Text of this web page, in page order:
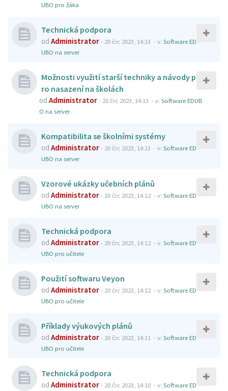
UBO pro žáka
Technická podpora
od Administrator- 20 črc 2023, 14:13 - v: Software ED
UBO na server
Možnosti využití starší techniky a návody p
ro nasazení na školách
od Administrator- 20 črc 2023, 14:13 - v: Software EDUB
O na server
Kompatibilita se školními systémy
od Administrator- 20 črc 2023, 14:13 - v: Software ED
UBO na server
Vzorové ukázky učebních plánů
od Administrator- 20 črc 2023, 14:12 - v: Software ED
UBO na server
Technická podpora
od Administrator- 20 črc 2023, 14:12 - v: Software ED
UBO pro učitele
Použití softwaru Veyon
od Administrator- 20 črc 2023, 14:12 - v: Software ED
UBO pro učitele
Příklady výukových plánů
od Administrator- 20 črc 2023, 14:11 - v: Software ED
UBO pro učitele
Technická podpora
od Administrator- 20 črc 2023, 14:10 - v: Software ED